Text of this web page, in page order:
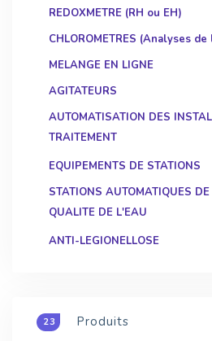
REDOXMETRE (RH ou EH)
CHLOROMETRES (Analyses
MELANGE EN LIGNE
AGITATEURS
AUTOMATISATION DES
TRAITEMENT
EQUIPEMENTS DE STATIONS
STATIONS AUTOMATIQUES
QUALITE DE L'EAU
ANTI-LEGIONELLOSE
23 Produits